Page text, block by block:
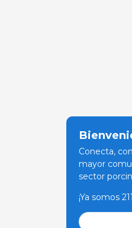
Conecta,
mayor
sector
¡Ya somos